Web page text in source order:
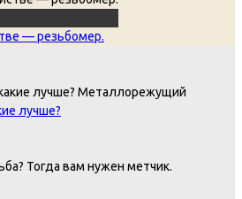
— резьбомер.
Металлорежущий
лучше?